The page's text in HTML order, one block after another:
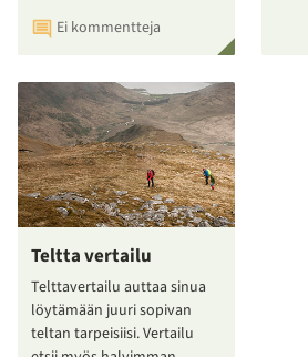
Ei kommentteja
Teltta vertailu
Telttavertailu auttaa sinua
löytämään juuri sopivan
teltan tarpeisiisi. Vertailu